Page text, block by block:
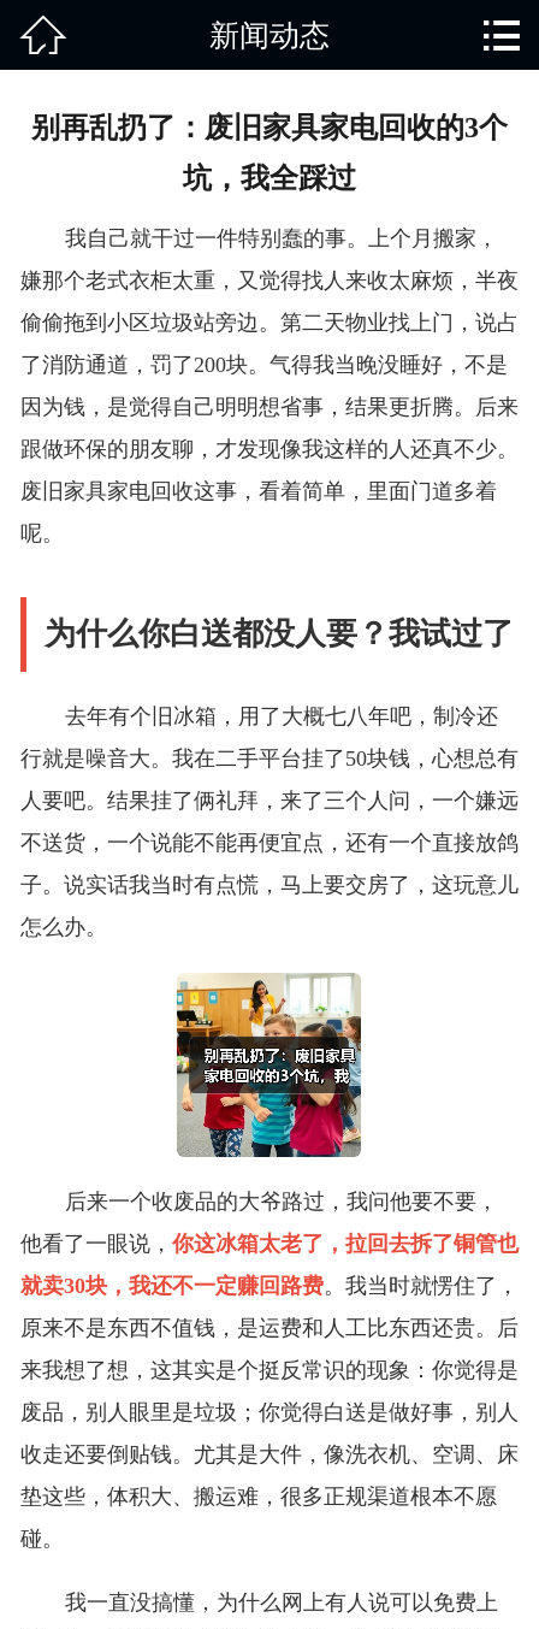
回收范围
服务项目
新闻动态
免责说明
 新闻动态 
别再乱扔了：废旧家具家电回收的3个
坑，我全踩过
我自己就干过一件特别蠢的事。上个月搬家，
嫌那个老式衣柜太重，又觉得找人来收太麻烦，半夜
偷偷拖到小区垃圾站旁边。第二天物业找上门，说占
了消防通道，罚了200块。气得我当晚没睡好，不是
因为钱，是觉得自己明明想省事，结果更折腾。后来
跟做环保的朋友聊，才发现像我这样的人还真不少。
废旧家具家电回收这事，看着简单，里面门道多着
呢。
为什么你白送都没人要？我试过了
去年有个旧冰箱，用了大概七八年吧，制冷还
行就是噪音大。我在二手平台挂了50块钱，心想总有
人要吧。结果挂了俩礼拜，来了三个人问，一个嫌远
不送货，一个说能不能再便宜点，还有一个直接放鸽
子。说实话我当时有点慌，马上要交房了，这玩意儿
怎么办。
后来一个收废品的大爷路过，我问他要不要，
他看了一眼说， 你这冰箱太老了，拉回去拆了铜管也
就卖30块，我还不一定赚回路费。我当时就愣住了，
原来不是东西不值钱，是运费和人工比东西还贵。后
来我想了想，这其实是个挺反常识的现象：你觉得是
废品，别人眼里是垃圾；你觉得白送是做好事，别人
收走还要倒贴钱。尤其是大件，像洗衣机、空调、床
垫这些，体积大、搬运难，很多正规渠道根本不愿
碰。
我一直没搞懂，为什么网上有人说可以免费上